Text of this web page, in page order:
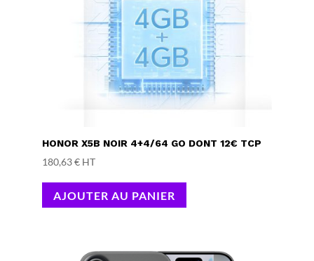
HONOR X5B NOIR 4+4/64 GO DONT 12€ TCP
180,63€ HT
AJOUTER AU PANIER